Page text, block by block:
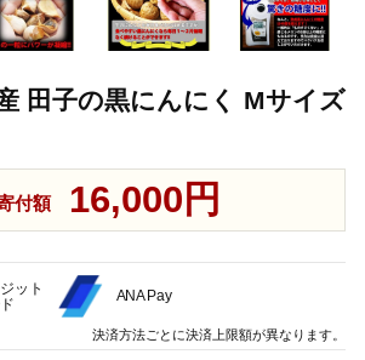
田子の黒にんにく Mサイズ
付額 16,000円
ット
ANA Pay
決済方法ごとに決済上限額が異なります。